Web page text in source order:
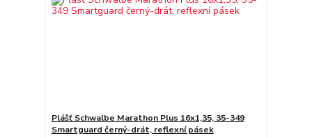
Plášť Schwalbe Marathon Plus 16x1,35, 35-349
Smartguard černý-drát, reflexní pásek